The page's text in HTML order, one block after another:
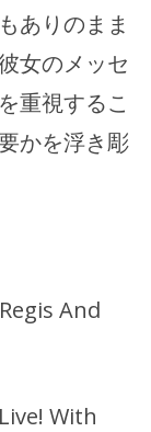
ありのまま
女のメッセ
重視するこ
かを浮き彫
With